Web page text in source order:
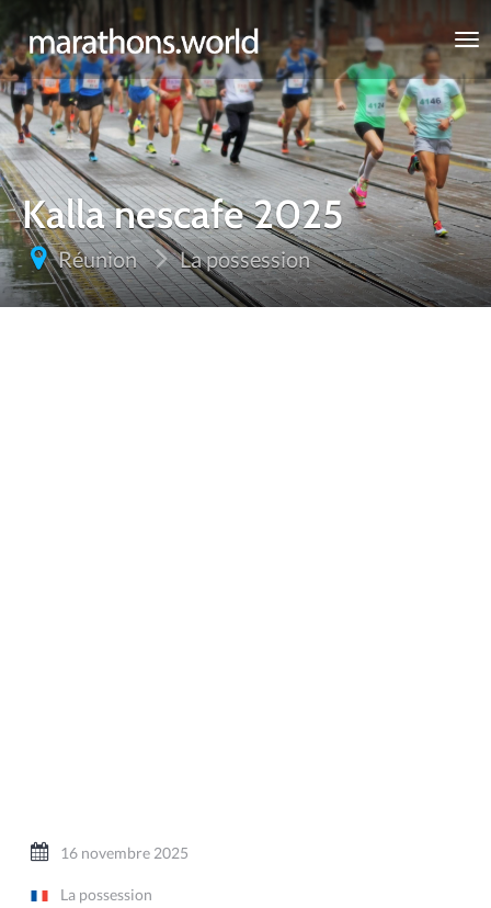
marathons.world
Kalla nescafe 2025
Réunion La possession
16 novembre 2025
La possession